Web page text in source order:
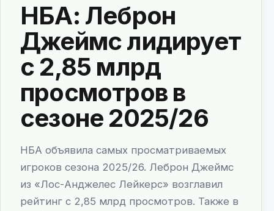
НБА: Леброн
Джеймс лидирует
с 2,85 млрд
просмотров в
сезоне 2025/26
НБА объявила самых просматриваемых
игроков сезона 2025/26. Леброн Джеймс
из «Лос-Анджелес Лейкерс» возглавил
рейтинг с 2,85 млрд просмотров. Также в